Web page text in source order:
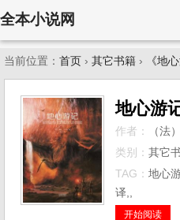
全本小说网
当前位置： 首页 › 其它书籍 › 《地
地心游
作者：
（法
类别： 其它
TAG： 地心
译,,
开始阅读